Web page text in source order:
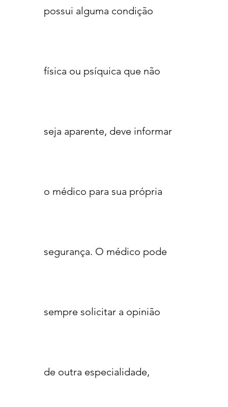
possui alguma condição
física ou psíquica que não
seja aparente, deve informar
o médico para sua própria
segurança. O médico pode
sempre solicitar a opinião
de outra especialidade,